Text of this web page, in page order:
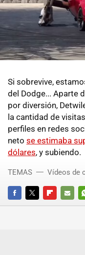
Si sobrevive,
del Dodge... Aparte
por diversión,
la cantidad de
perfiles en redes
neto se estimaba
dólares, y subiendo.
FACEBOOKTWITTERFLIPBOARD
E-
TEMAS Vídeos de